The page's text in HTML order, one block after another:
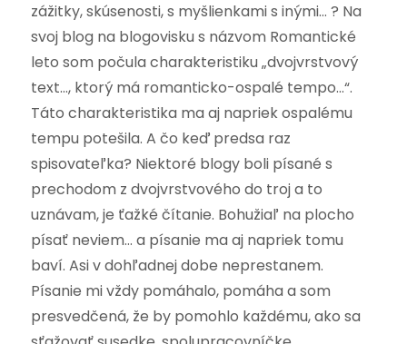
zážitky, skúsenosti, s myšlienkami s inými… ? Na
svoj blog na blogovisku s názvom Romantické
leto som počula charakteristiku „dvojvrstvový
text…, ktorý má romanticko-ospalé tempo…“.
Táto charakteristika ma aj napriek ospalému
tempu potešila. A čo keď predsa raz
spisovateľka? Niektoré blogy boli písané s
prechodom z dvojvrstvového do troj a to
uznávam, je ťažké čítanie. Bohužiaľ na plocho
písať neviem… a písanie ma aj napriek tomu
baví. Asi v dohľadnej dobe neprestanem.
Písanie mi vždy pomáhalo, pomáha a som
presvedčená, že by pomohlo každému, ako sa